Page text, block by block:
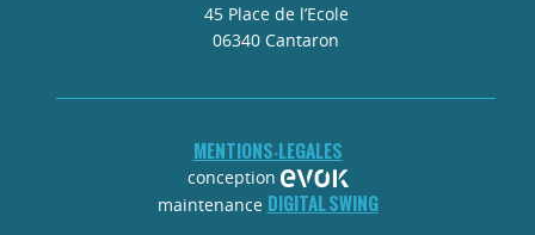
45 Place de l’Ecole
06340 Cantaron
MENTIONS-LEGALES
conception
maintenance DIGITAL SWING